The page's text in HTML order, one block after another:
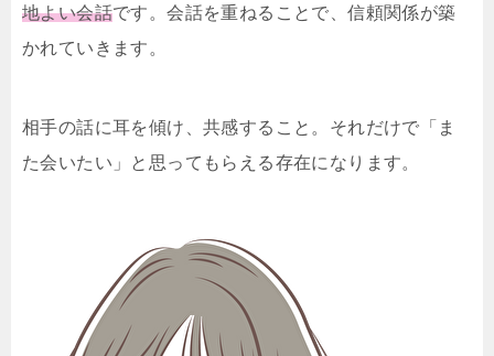
地よい会話です。会話を重ねることで、信頼関係が築
かれていきます。
相手の話に耳を傾け、共感すること。それだけで「ま
た会いたい」と思ってもらえる存在になります。